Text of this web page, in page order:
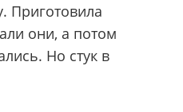
Приготовила
они, а потом
Но стук в